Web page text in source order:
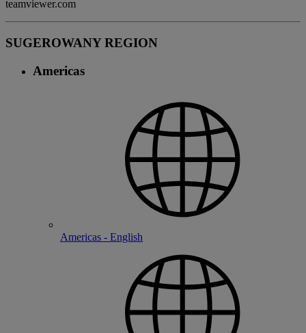
teamviewer.com
SUGEROWANY REGION
Americas
Americas - English